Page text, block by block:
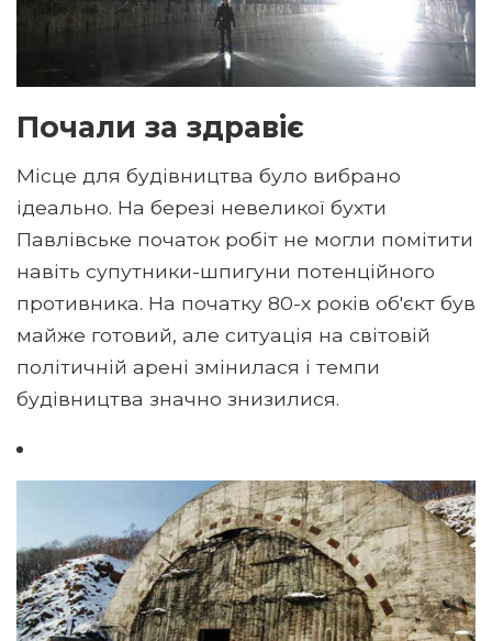
Почали за здравіє
Місце для будівництва було вибрано
ідеально. На березі невеликої бухти
Павлівське початок робіт не могли помітити
навіть супутники-шпигуни потенційного
противника. На початку 80-х років об'єкт був
майже готовий, але ситуація на світовій
політичній арені змінилася і темпи
будівництва значно знизилися.